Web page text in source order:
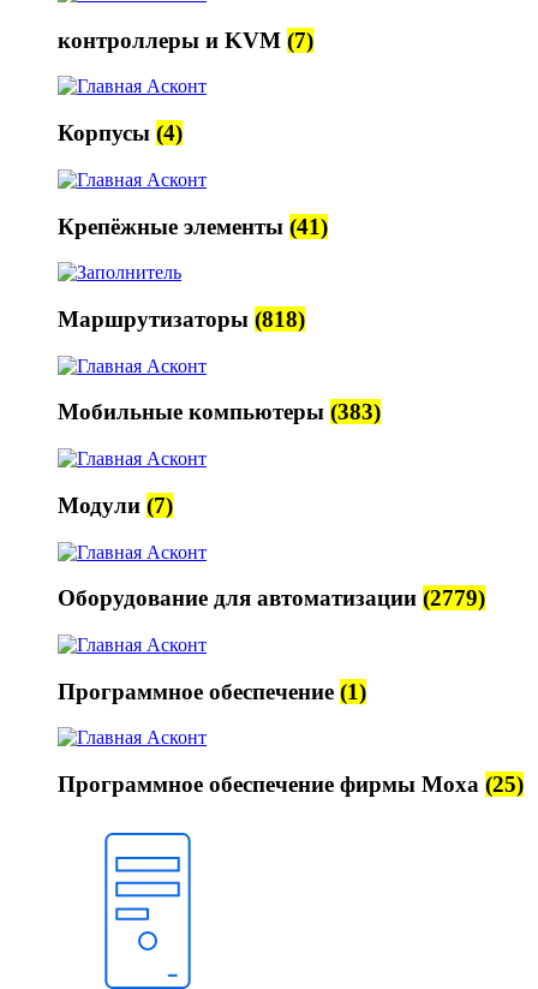
контроллеры и KVM (7)
Корпусы (4)
Крепёжные элементы (41)
Маршрутизаторы (818)
Мобильные компьютеры (383)
Модули (7)
Оборудование для автоматизации (2779)
Программное обеспечение (1)
Программное обеспечение фирмы Moxa (25)